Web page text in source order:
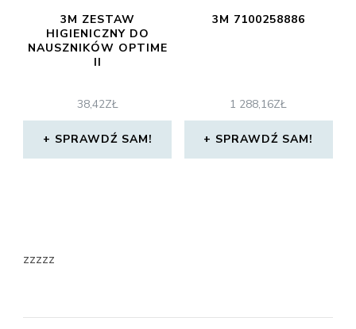
3M ZESTAW
HIGIENICZNY DO
NAUSZNIKÓW OPTIME
II
38,42ZŁ
SPRAWDŹ SAM!
3M 7100258886
1 288,16ZŁ
SPRAWDŹ SAM!
zzzzz